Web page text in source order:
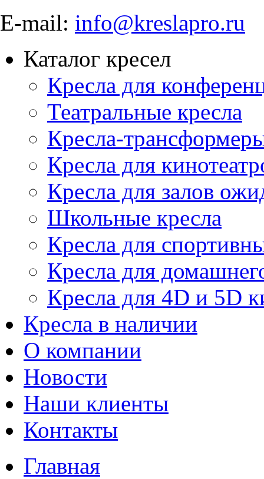
E-mail: info@kreslapro.ru
Каталог кресел
Кресла для
Театральные кресла
Кресла-
Кресла для
Кресла для залов
Школьные кресла
Кресла для
Кресла для
Кресла для 4D и 5D
Кресла в наличии
О компании
Новости
Наши клиенты
Контакты
Главная